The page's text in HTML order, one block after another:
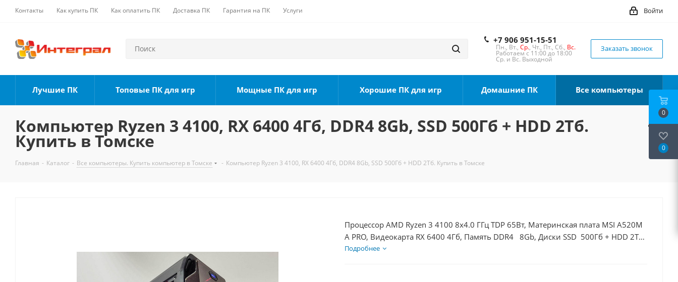
Контакты Как купить ПК Как оплатить ПК Доставка ПК Гарантия на ПК Услуги Войти
+7 906 951-15-51
Пн., Вт., Ср., Чт., Пт., Сб., Вс.
Работаем с 11:00 до 18:00
Ср. и Вс. Выходной
Заказать звонок
Лучшие ПК Топовые ПК для игр Мощные ПК для игр Хорошие ПК для игр Домашние ПК Все компьютеры
Компьютер Ryzen 3 4100, RX 6400 4Гб, DDR4 8Gb, SSD 500Гб + HDD 2Тб.
Купить в Томске
Главная - Каталог - Все компьютеры. Купить компьютер в Томске - Компьютер Ryzen 3 4100, RX 6400 4Гб, DDR4 8Gb, SSD 500Гб + HDD 2Тб. Купить в Томске
Процессор AMD Ryzen 3 4100 8x4.0 ГГц TDP 65Вт, Материнская плата MSI A520M
A PRO, Видеокарта RX 6400 4Гб, Память DDR4 8Gb, Диски SSD 500Гб + HDD 2Тб,
БП 350Вт
Подробнее
0
0